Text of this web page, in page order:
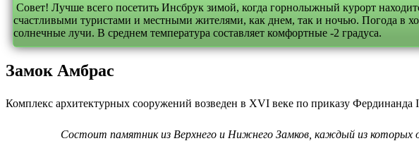
Совет! Лучше всего посетить Инсбрук зимой, когда горнолыжный курорт
счастливыми туристами и местными жителями, как днем, так и ночью. Погода в
солнечные лучи. В среднем температура составляет комфортные -2 градуса.
Замок Амбрас
Комплекс архитектурных сооружений возведен в XVI веке по приказу Фердинанда
Состоит памятник из Верхнего и Нижнего Замков, каждый из которых